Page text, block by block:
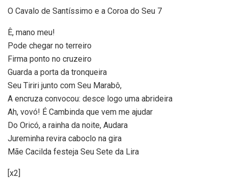
O Cavalo de Santíssimo e a Coroa do Seu 7
Ê, mano meu!
Pode chegar no terreiro
Firma ponto no cruzeiro
Guarda a porta da tronqueira
Seu Tiriri junto com Seu Marabô,
A encruza convocou: desce logo uma abrideira
Ah, vovó! É Cambinda que vem me ajudar
Do Oricó, a rainha da noite, Audara
Jureminha revira caboclo na gira
Mãe Cacilda festeja Seu Sete da Lira
[x2]